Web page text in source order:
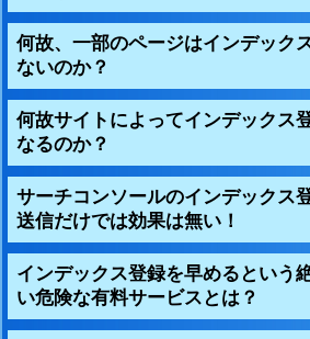
何故、一部のページはインデック
ないのか？
何故サイトによってインデックス
なるのか？
サーチコンソールのインデックス
送信だけでは効果は無い！
インデックス登録を早めるという
い危険な有料サービスとは？